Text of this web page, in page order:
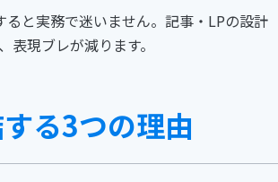
ると実務で迷いません。記事・LPの設計
現ブレが減ります。
る3つの理由